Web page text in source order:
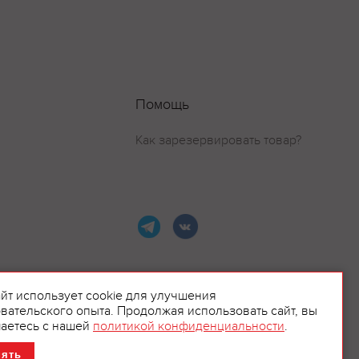
Помощь
Как зарезервировать товар?
использует cookie для улучшения
опыта. Продолжая использовать сайт, вы
с нашей политикой конфиденциальности.